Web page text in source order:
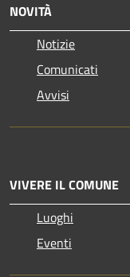
NOVITÀ
Notizie
Comunicati
Avvisi
VIVERE IL COMUNE
Luoghi
Eventi